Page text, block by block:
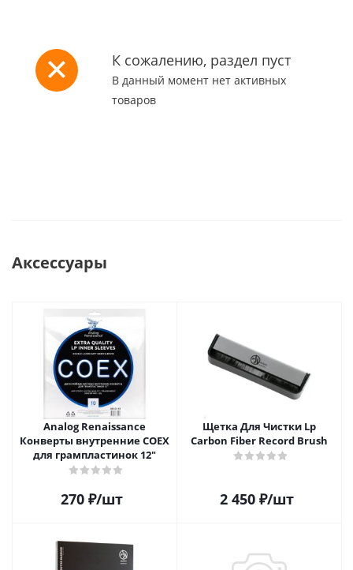
К сожалению, раздел пуст
В данный момент нет активных
товаров
Аксессуары
Analog Renaissance
Конверты внутренние COEX
для грампластинок 12"
270 ₽/шт
Щетка Для Чистки Lp
Carbon Fiber Record Brush
2 450₽/шт